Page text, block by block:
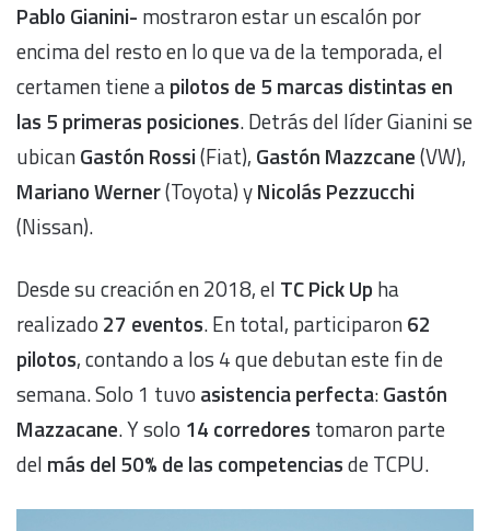
Pablo Gianini- mostraron estar un escalón por
encima del resto en lo que va de la temporada, el
certamen tiene apilotos de 5 marcas distintas en
las 5 primeras posiciones. Detrás del líder Gianini se
ubicanGastón Rossi(Fiat), Gastón Mazzcane(VW),
Mariano Werner(Toyota) yNicolás Pezzucchi
(Nissan).
Desde su creación en 2018, el TC Pick Up ha
realizado 27 eventos. En total, participaron62
pilotos, contando a los 4 que debutan este fin de
semana. Solo 1 tuvo asistencia perfecta:Gastón
Mazzacane. Y solo 14 corredores tomaron parte
del más del 50% de las competenciasde TCPU.